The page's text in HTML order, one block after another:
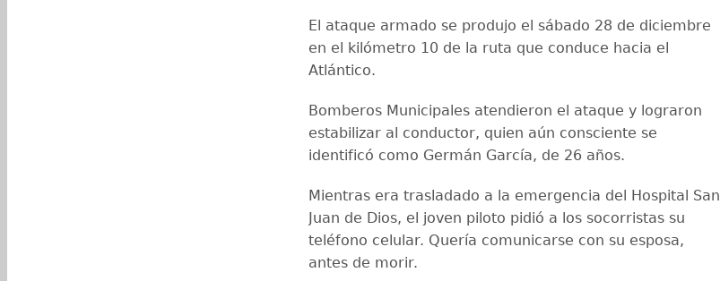
El ataque armado se produjo el sábado 28 de diciembre
en el kilómetro 10 de la ruta que conduce hacia el
Atlántico.
Bomberos Municipales atendieron el ataque y lograron
estabilizar al conductor, quien aún consciente se
identificó como Germán García, de 26 años.
Mientras era trasladado a la emergencia del Hospital San
Juan de Dios, el joven piloto pidió a los socorristas su
teléfono celular. Quería comunicarse con su esposa,
antes de morir.